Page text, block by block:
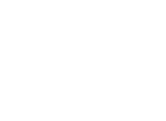
sein. Die Jobs
und Sachbearbeiter sind
Industrie, Produktion und der
fegen.
werden sich rechtzeitig
können.